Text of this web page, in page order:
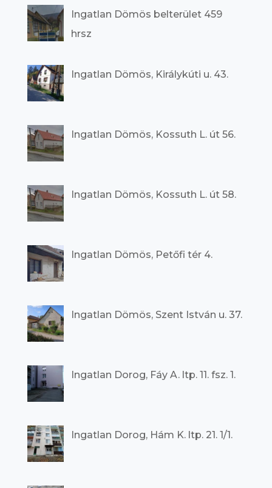
Ingatlan Dömös belterület 459
hrsz
Ingatlan Dömös, Királykúti u. 43.
Ingatlan Dömös, Kossuth L. út 56.
Ingatlan Dömös, Kossuth L. út 58.
Ingatlan Dömös, Petőfi tér 4.
Ingatlan Dömös, Szent István u. 37.
Ingatlan Dorog, Fáy A. ltp. 11. fsz. 1.
Ingatlan Dorog, Hám K. ltp. 21. 1/1.